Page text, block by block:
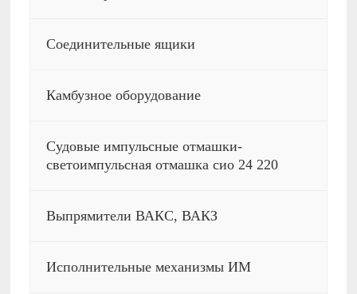
Соединительные ящики
Камбузное оборудование
Судовые импульсные отмашки-
светоимпульсная отмашка сио 24 220
Выпрямители ВАКС, ВАКЗ
Исполнительные механизмы ИМ